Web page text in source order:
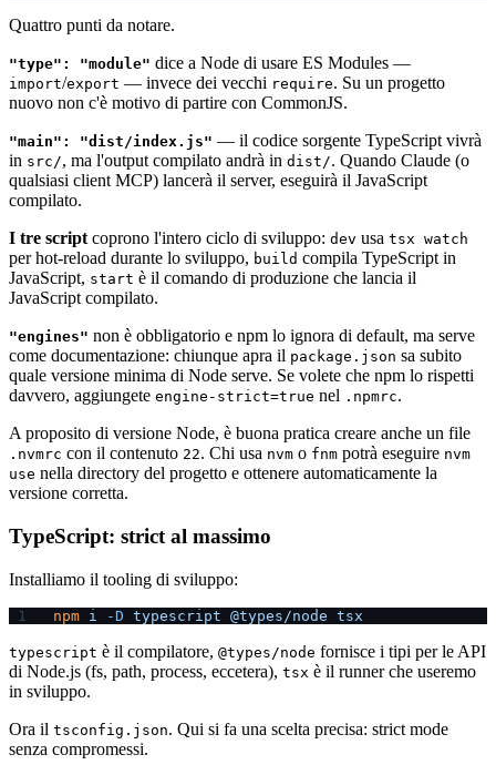
Quattro punti da notare.
"type": "module" dice a Node di usare ES Modules —
import/export — invece dei vecchi require. Su un progetto
nuovo non c'è motivo di partire con CommonJS.
"main": "dist/index.js" — il codice sorgente TypeScript vivrà
in src/, ma l'output compilato andrà in dist/. Quando Claude (o
qualsiasi client MCP) lancerà il server, eseguirà il JavaScript
compilato.
I tre scriptcoprono l'intero ciclo di sviluppo: dev usa tsx watch
per hot-reload durante lo sviluppo, build compila TypeScript in
JavaScript, start è il comando di produzione che lancia il
JavaScript compilato.
"engines" non è obbligatorio e npm lo ignora di default, ma serve
come documentazione: chiunque apra il package.json sa subito
quale versione minima di Node serve. Se volete che npm lo rispetti
davvero, aggiungete engine-strict=true nel .npmrc.
A proposito di versione Node, è buona pratica creare anche un file
.nvmrc con il contenuto 22. Chi usa nvm o fnm potrà eseguire nvm
use nella directory del progetto e ottenere automaticamente la
versione corretta.
TypeScript: strict al massimo
Installiamo il tooling di sviluppo:
npm i -D typescript @types/node tsx
typescript è il compilatore, @types/node fornisce i tipi per le API
di Node.js (fs, path, process, eccetera), tsx è il runner che useremo
in sviluppo.
Ora il tsconfig.json. Qui si fa una scelta precisa: strict mode
senza compromessi.